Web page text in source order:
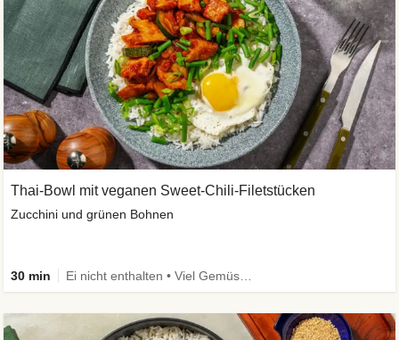
Thai-Bowl mit veganen Sweet-Chili-Filetstücken
Zucchini und grünen Bohnen
30 min